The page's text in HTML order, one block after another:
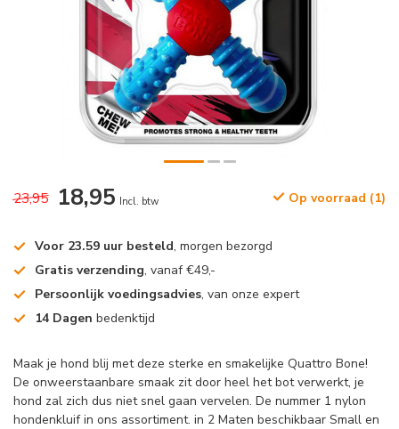
23,95 18,95 Incl. btw Op voorraad (1)
Voor 23.59 uur besteld, morgen bezorgd
Gratis verzending, vanaf €49,-
Persoonlijk voedingsadvies, van onze expert
14 Dagen bedenktijd
Maak je hond blij met deze sterke en smakelijke Quattro Bone!
De onweerstaanbare smaak zit door heel het bot verwerkt, je
hond zal zich dus niet snel gaan vervelen. De nummer 1 nylon
hondenkluif in ons assortiment. in 2 Maten beschikbaar Small en